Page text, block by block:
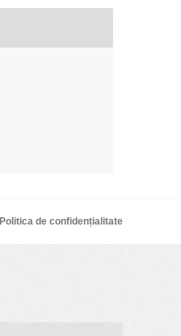
Politica de confidențialitate